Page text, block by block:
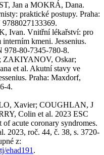
Jan a MOKRÁ, Dana.
praktické postupy. Praha:
Ivan. Vnitřní lékařství: pro
kmeni. Jessenius.
978-80-7345-780-8.
Oskar;
et al. Akutní stavy ve
Praha: Maxdorf,
4.
Xavier; COUGHLAN, J
Colin et al. 2023 ESC
acute coronary syndromes.
2023, roč. 44, č. 38, s. 3720-
z:
ehad191 .